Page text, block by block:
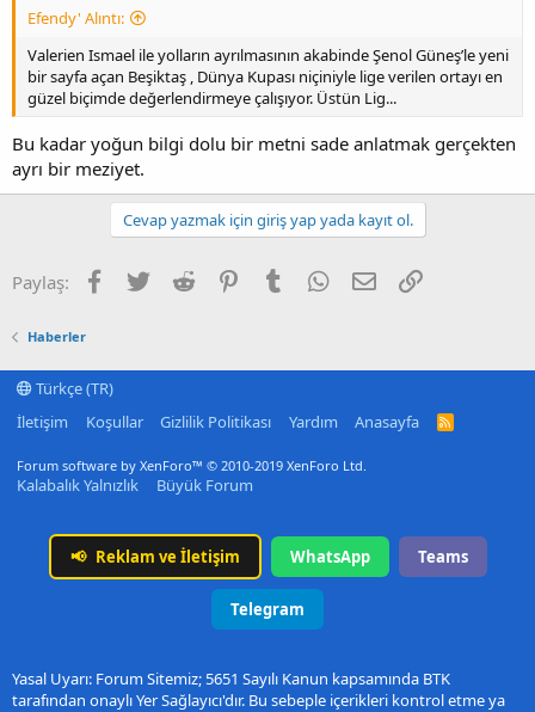
Efendy' Alıntı:
Valerien Ismael ile yolların ayrılmasının akabinde Şenol Güneş’le yeni
bir sayfa açan Beşiktaş , Dünya Kupası niçiniyle lige verilen ortayı en
güzel biçimde değerlendirmeye çalışıyor. Üstün Lig...
Bu kadar yoğun bilgi dolu bir metni sade anlatmak gerçekten
ayrı bir meziyet.
Cevap yazmak için giriş yap yada kayıt ol.
Paylaş: Facebook
TwitterReddit PinterestTumblrWhatsApp
E-postaLink
Haberler
Türkçe (TR)
İletişim
Koşullar Gizlilik Politikası Yardım Anasayfa
R
Forum software by XenForo™ © 2010-2019 XenForo Ltd.
Kalabalık Yalnızlık Büyük Forum
📢 Reklam ve İletişim WhatsApp Teams
Telegram
Yasal Uyarı: Forum Sitemiz; 5651 Sayılı Kanun kapsamında BTK
tarafından onaylı Yer Sağlayıcı'dır. Bu sebeple içerikleri kontrol etme ya